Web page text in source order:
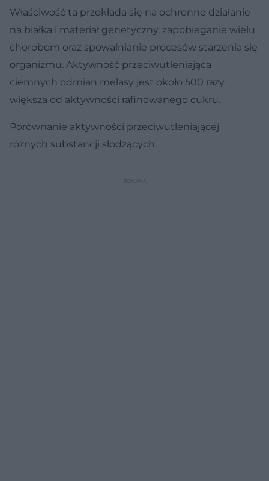
Właściwość ta przekłada się na ochronne działanie
na białka i materiał genetyczny, zapobieganie wielu
chorobom oraz spowalnianie procesów starzenia się
organizmu. Aktywność przeciwutleniająca
ciemnych odmian melasy jest około 500 razy
większa od aktywności rafinowanego cukru.
Porównanie aktywności przeciwutleniającej
różnych substancji słodzących: